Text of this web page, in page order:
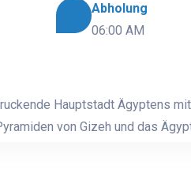
Abholung
06:00 AM
Hauptstadt Ägyptens
von Gizeh und das